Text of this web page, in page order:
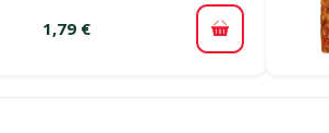
1,79 € Pievienot